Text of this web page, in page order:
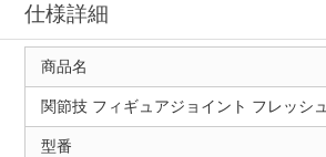
仕様詳細
商品名
関節技 フィギュアジョイント フレッシュ
型番